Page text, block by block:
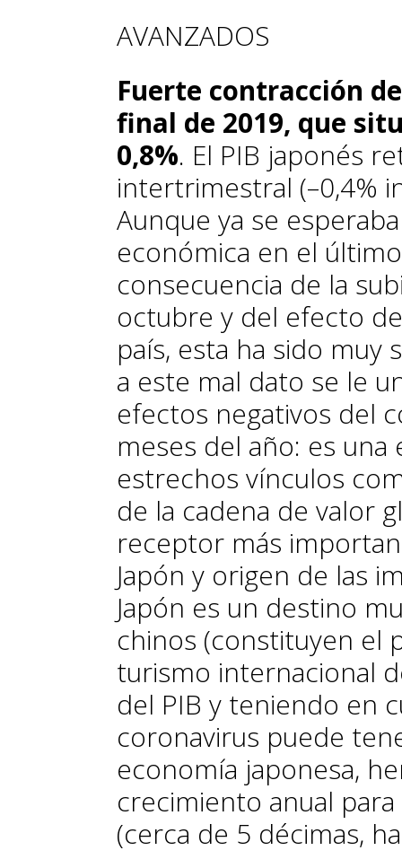
AVANZADOS
Fuerte contracción
final de 2019, que
0,8%. El PIB japonés
intertrimestral (–0,4%
Aunque ya se
económica en el
consecuencia de la
octubre y del efecto
país, esta ha sido muy
a este mal dato se le
efectos negativos del
meses del año: es
estrechos vínculos
de la cadena de valor
receptor más
Japón y origen de las
Japón es un destino
chinos (constituyen el
turismo internacional
del PIB y teniendo en
coronavirus puede
economía japonesa,
crecimiento anual
(cerca de 5 décimas,